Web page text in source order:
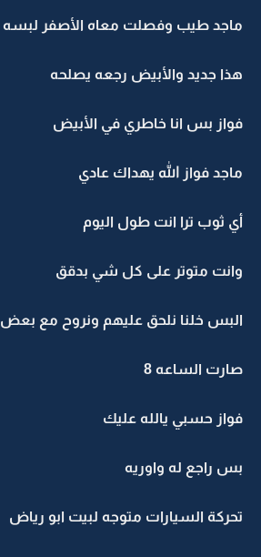
ماجد طيب وفصلت معاه الأصفر لبسه
هذا جديد والأبيض رجعه يصلحه
فواز بس انا خاطري في الأبيض
ماجد فواز الله يهداك عادي
أي ثوب ترا انت طول اليوم
وانت متوتر على كل شي بدقق
البس خلنا نلحق عليهم ونروح مع بعض
صارت الساعه 8
فواز حسبي يالله عليك
بس راجع له واوريه
تحركة السيارات متوجه لبيت ابو رياض